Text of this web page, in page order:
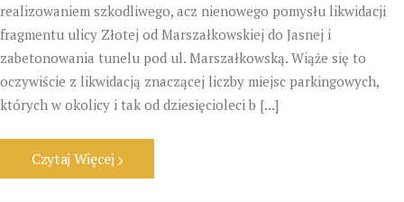
realizowaniem szkodliwego, acz nienowego pomysłu likwidacji
fragmentu ulicy Złotej od Marszałkowskiej do Jasnej i
zabetonowania tunelu pod ul. Marszałkowską. Wiąże się to
oczywiście z likwidacją znaczącej liczby miejsc parkingowych,
których w okolicy i tak od dziesięcioleci b [...]
Czytaj Więcej